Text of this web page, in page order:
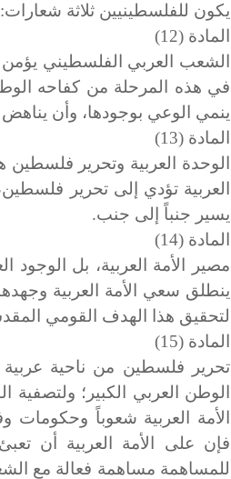
يكون للفلسطينيين ثلاثة شعارات:
المادة (12)
الشعب العربي الفلسطيني يؤمن
في هذه المرحلة من كفاحه
ينمي الوعي بوجودها، وأن يناهض
المادة (13)
الوحدة العربية وتحرير فلسطين
العربية تؤدي إلى تحرير
يسير جنباً إلى جنب.
المادة (14)
مصير الأمة العربية، بل الوجود
ينطلق سعي الأمة العربية
لتحقيق هذا الهدف القومي
المادة (15)
تحرير فلسطين من ناحية عربية
الوطن العربي الكبير؛
الأمة العربية شعوباً
فإن على الأمة العربية أن
للمساهمة مساهمة فعالة مع